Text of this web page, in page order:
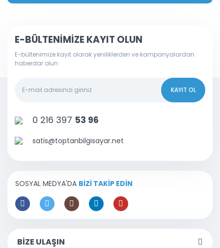
E-BÜLTENİMİZE KAYIT OLUN
E-bültenimize kayıt olarak yeniliklerden ve kampanyalardan
haberdar olun
KAYIT OL
0 216 397 53 96
satis@toptanbilgisayar.net
SOSYAL MEDYA'DA BİZİ TAKİP EDİN
BİZE ULAŞIN